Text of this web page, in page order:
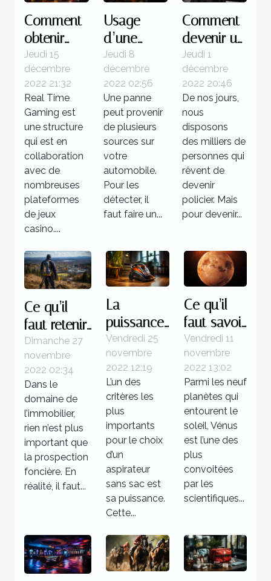
Comment
obtenir
des
jackpots
sur Real
Time
Gaming ?
Jeudi 15
décembre
2022 21:32
Real Time
Gaming est
une structure
qui est en
collaboration
avec de
nombreuses
plateformes
de jeux
casino....
Usage
d’une
valise
diagnostic
: Quelle
utilité pour
votre
voiture ?
Jeudi 8
décembre
2022 02:56
Une panne
peut provenir
de plusieurs
sources sur
votre
automobile.
Pour les
détecter, il
faut faire un...
Comment
devenir un
policier ?
Jeudi 1
décembre
2022 20:46
De nos jours,
nous
disposons
des milliers de
personnes qui
rêvent de
devenir
policier. Mais
pour devenir...
Ce qu’il
faut retenir
à propos
des
logiciels de
prospection
foncière
Dimanche 27
novembre
2022 02:34
Dans le
domaine de
l’immobilier,
rien n’est plus
important que
la prospection
foncière. En
réalité, il faut...
La
puissance
d’un
aspirateur
sans sac
Vendredi 25
novembre
2022 12:19
L’un des
critères les
plus
importants
pour le choix
d’un
aspirateur
sans sac est
sa puissance.
Cette...
Ce qu’il
faut savoir
de la
planète
Vénus
Vendredi 11
novembre
2022 13:02
Parmi les neuf
planètes qui
entourent le
soleil, Vénus
est l’une des
plus
convoitées
par les
scientifiques...